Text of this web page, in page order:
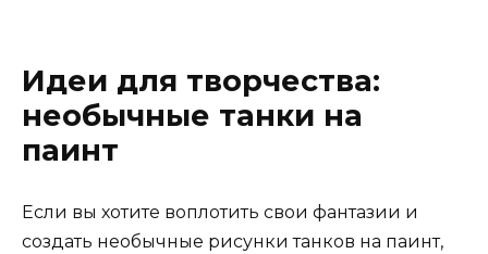
Идеи для творчества:
необычные танки на
паинт
Если вы хотите воплотить свои фантазии и
создать необычные рисунки танков на паинт,